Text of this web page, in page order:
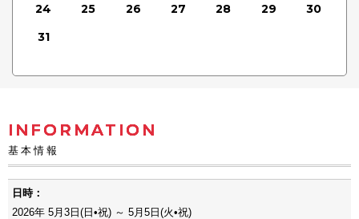
24
25 26 27 28 29
30
31
INFORMATION
基本情報
日時：
2026年 5月3日(日•祝) ～ 5月5日(火•祝)